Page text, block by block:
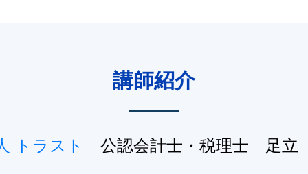
講師紹介
トラスト 公認会計士・税理士 足